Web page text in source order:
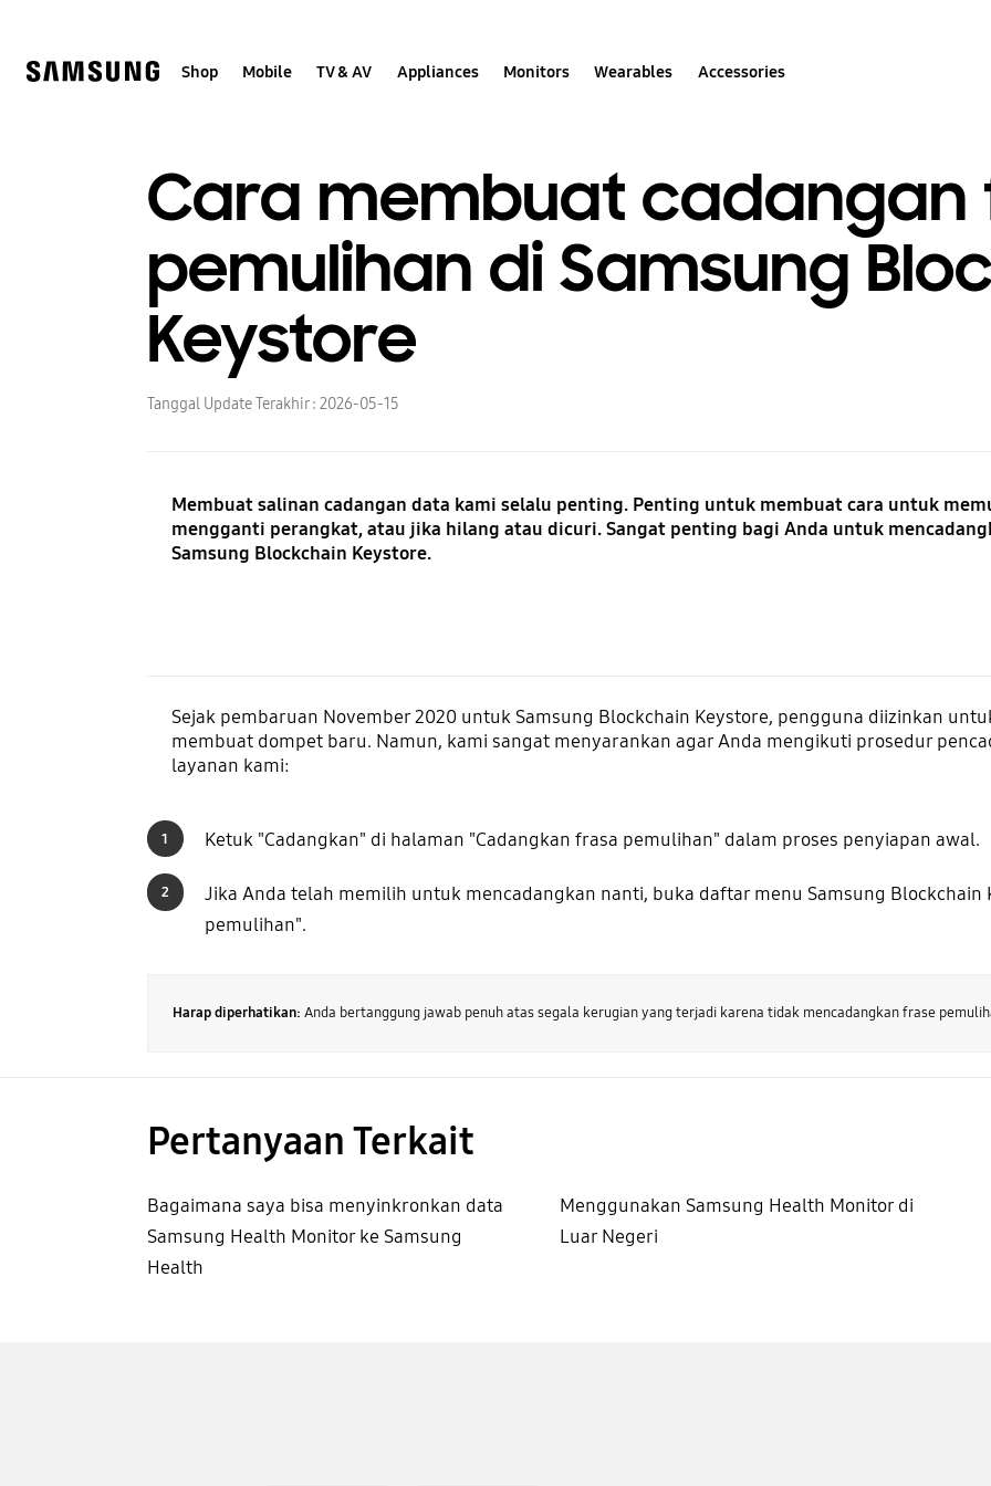
Shop Mobile TV & AV Appliances Monitors Wearables Accessories
Cara membuat cadangan
pemulihan di Samsung
Keystore
Tanggal Update Terakhir : 2026-05-15
Membuat salinan cadangan data kami selalu penting. Penting untuk membuat cara untuk
mengganti perangkat, atau jika hilang atau dicuri. Sangat penting bagi Anda untuk
Samsung Blockchain Keystore.
Sejak pembaruan November 2020 untuk Samsung Blockchain Keystore, pengguna diizinkan
membuat dompet baru. Namun, kami sangat menyarankan agar Anda mengikuti prosedur
layanan kami:
1 Ketuk "Cadangkan" di halaman "Cadangkan frasa pemulihan" dalam proses penyiapan awal.
2
Jika Anda telah memilih untuk mencadangkan nanti, buka daftar menu Samsung Blockchain
pemulihan".
Harap diperhatikan: Anda bertanggung jawab penuh atas segala kerugian yang terjadi karena tidak mencadangkan frase
Pertanyaan Terkait
Bagaimana saya bisa menyinkronkan data
Samsung Health Monitor ke Samsung
Health
Menggunakan Samsung Health Monitor di
Luar Negeri